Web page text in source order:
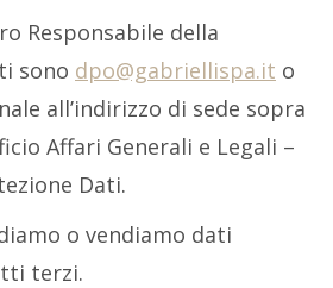
Responsabile della
sono dpo@gabriellispa.it o
all’indirizzo di sede sopra
Affari Generali e Legali –
Dati.
o vendiamo dati
terzi.